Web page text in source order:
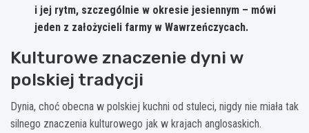
i jej rytm, szczególnie w okresie jesiennym – mówi
jeden z założycieli farmy w Wawrzeńczycach.
Kulturowe znaczenie dyni w
polskiej tradycji
Dynia, choć obecna w polskiej kuchni od stuleci, nigdy nie miała tak
silnego znaczenia kulturowego jak w krajach anglosaskich.